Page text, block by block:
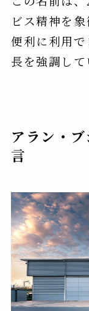
ビス精神を
便利に利用
長を強調して
アラン・
言